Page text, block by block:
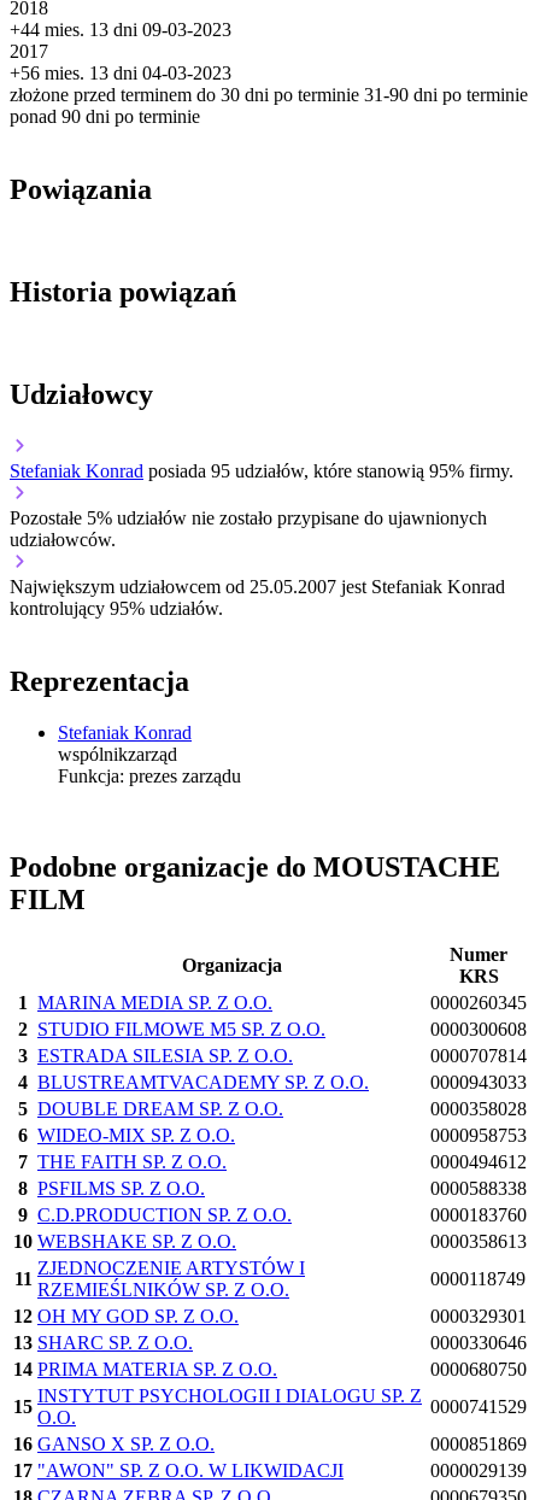
2018
+44 mies. 13 dni 09-03-2023
2017
+56 mies. 13 dni 04-03-2023
złożone przed terminem do 30 dni po terminie 31-90 dni po terminie
ponad 90 dni po terminie
Powiązania
Historia powiązań
Udziałowcy
Stefaniak Konrad posiada 95 udziałów, które stanowią 95% firmy.
Pozostałe 5% udziałów nie zostało przypisane do ujawnionych
udziałowców.
Największym udziałowcem od 25.05.2007 jest Stefaniak Konrad
kontrolujący 95% udziałów.
Reprezentacja
Stefaniak Konrad
wspólnikzarząd
Funkcja: prezes zarządu
Podobne organizacje do MOUSTACHE
FILM
Organizacja
Numer
KRS
1 MARINA MEDIA SP. Z O.O.
0000260345
2 STUDIO FILMOWE M5 SP. Z O.O.
0000300608
3 ESTRADA SILESIA SP. Z O.O.
0000707814
4 BLUSTREAMTVACADEMY SP. Z O.O.
0000943033
5 DOUBLE DREAM SP. Z O.O.
0000358028
6 WIDEO-MIX SP. Z O.O.
0000958753
7 THE FAITH SP. Z O.O.
0000494612
8 PSFILMS SP. Z O.O.
0000588338
9 C.D.PRODUCTION SP. Z O.O.
0000183760
10 WEBSHAKE SP. Z O.O.
0000358613
11
ZJEDNOCZENIE ARTYSTÓW I
RZEMIEŚLNIKÓW SP. Z O.O.
0000118749
12 OH MY GOD SP. Z O.O.
0000329301
13 SHARC SP. Z O.O.
0000330646
14 PRIMA MATERIA SP. Z O.O.
0000680750
15
INSTYTUT PSYCHOLOGII I DIALOGU SP. Z
O.O.
0000741529
16 GANSO X SP. Z O.O.
0000851869
17 "AWON" SP. Z O.O. W LIKWIDACJI
0000029139